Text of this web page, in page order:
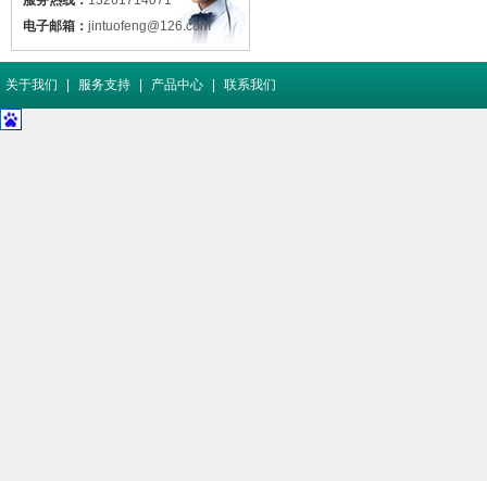
电子邮箱： jintuofeng@126.com
关于我们 服务支持 产品中心 联系我们